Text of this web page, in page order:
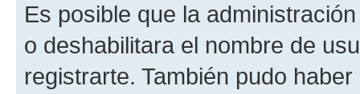
Es posible que la
o deshabilitara el nombre de
registrarte. También pudo